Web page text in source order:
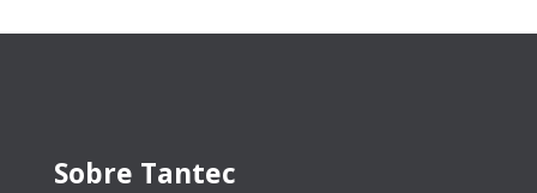
Sobre Tantec